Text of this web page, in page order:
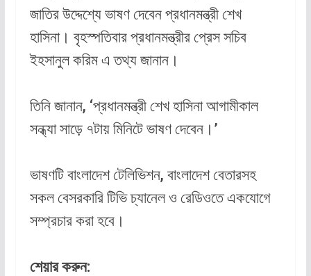
জাতির উদ্দেশ্যে ভাষণ দেবেন প্রধানমন্ত্রী শেখ
হাসিনা। বৃহস্পতিবার প্রধানমন্ত্রীর প্রেস সচিব
ইহসানুল করিম এ তথ্য জানান।
তিনি জানান, ‘প্রধানমন্ত্রী শেখ হাসিনা আগামীকাল
সন্ধ্যা সাড়ে ৭টায় মিনিটে ভাষণ দেবেন।’
ভাষণটি বাংলাদেশ টেলিভিশন, বাংলাদেশ বেতারসহ
সকল বেসরকারি টিভি চ্যানেল ও রেডিওতে একযোগে
সম্প্রচার করা হবে।
শেয়ার করুন: